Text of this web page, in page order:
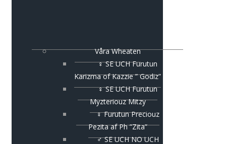
Våra Wheaten
♀ SE UCH Furutun
Karizma of Kazzie ” Godiz”
♀ SE UCH Furutun
Myzteriouz Mitzy
♀ Furutun Preciouz
Pezita af Ph ”Zita”
♂ SE UCH NO UCH